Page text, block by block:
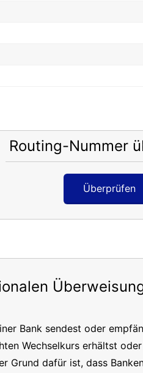
Routing-Nummer
Überprüfen
Bank sendest oder
Wechselkurs erhältst
Grund dafür ist, dass